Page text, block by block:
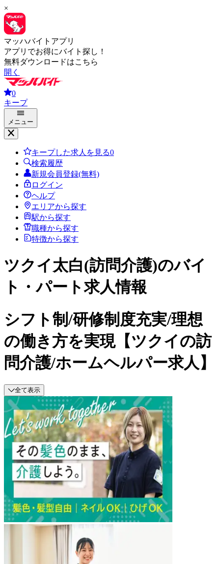
×
マッハバイトアプリ
アプリでお得にバイト探し！
無料ダウンロードはこちら
開く
0
キープ
メニュー
キープした求人を見る0
検索履歴
新規会員登録(無料)
ログイン
ヘルプ
エリアから探す
駅から探す
職種から探す
特徴から探す
ツクイ太白(訪問介護)のバイ
ト・パート求人情報
シフト制/研修制度充実/理想
の働き方を実現【ツクイの訪
問介護/ホームヘルパー求人】
全て表示